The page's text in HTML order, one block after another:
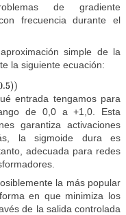
de gradiente
frecuencia durante el
simple de la
la siguiente ecuación:
entrada tengamos para
de 0,0 a +1,0. Esta
garantiza activaciones
la sigmoide dura es
adecuada para redes
la más popular
en que minimiza los
de la salida controlada